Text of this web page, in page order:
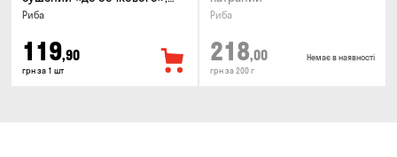
100г
Риба
119,90
грн за 1 шт
Риба
218,00
грн за 200 г
Немає в наявності